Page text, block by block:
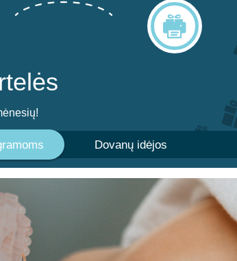
Dovanų idėjos